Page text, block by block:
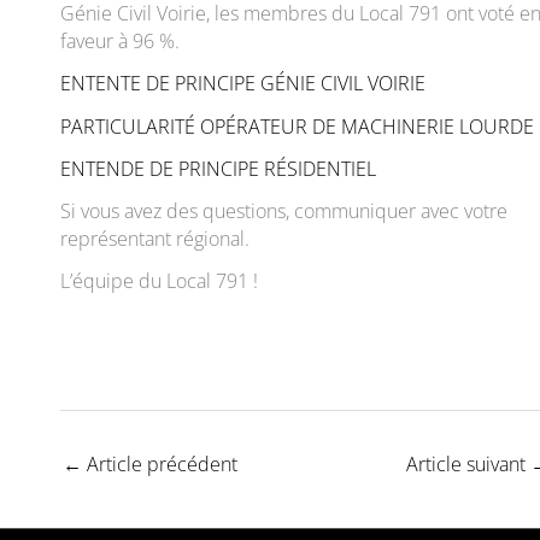
Génie Civil Voirie, les membres du Local 791 ont voté en
faveur à 96 %.
ENTENTE DE PRINCIPE GÉNIE CIVIL VOIRIE
PARTICULARITÉ OPÉRATEUR DE MACHINERIE LOURDE
ENTENDE DE PRINCIPE RÉSIDENTIEL
Si vous avez des questions, communiquer avec votre
représentant régional.
L’équipe du Local 791 !
← Article précédent Article suivant